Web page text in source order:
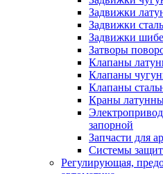
Задвижки
Задвижки
Задвижки
Затворы
Клапаны
Клапаны
Клапаны
Краны
запорной
Запчасти для
Системы
Регулирующая,